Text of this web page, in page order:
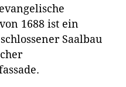
1688 ist ein
Saalbau